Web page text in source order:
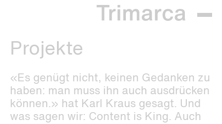
Projekte
«Es genügt nicht, keinen Gedanken zu
haben: man muss ihn auch ausdrücken
können.» hat Karl Kraus gesagt. Und
was sagen wir: Content is King. Auch